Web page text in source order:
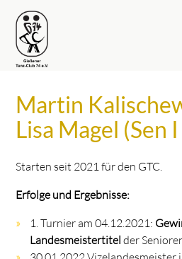
Martin
Lisa Magel (Sen
Starten seit 2021 für den GTC.
Erfolge und Ergebnisse:
1. Turnier am 04.12.2021:
Landesmeistertitel der